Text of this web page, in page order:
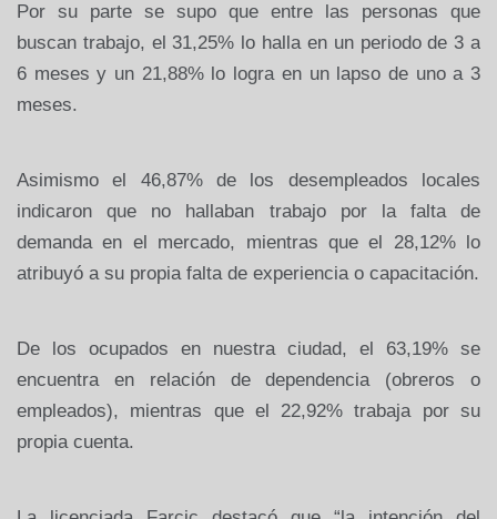
Por su parte se supo que entre las personas que
buscan trabajo, el 31,25% lo halla en un periodo de 3 a
6 meses y un 21,88% lo logra en un lapso de uno a 3
meses.
Asimismo el 46,87% de los desempleados locales
indicaron que no hallaban trabajo por la falta de
demanda en el mercado, mientras que el 28,12% lo
atribuyó a su propia falta de experiencia o capacitación.
De los ocupados en nuestra ciudad, el 63,19% se
encuentra en relación de dependencia (obreros o
empleados), mientras que el 22,92% trabaja por su
propia cuenta.